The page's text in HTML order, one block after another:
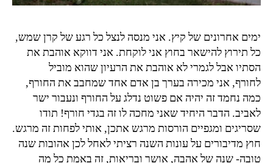
ימים אחרונים של קיץ. אני מנסה לנצל כל רגע של קרן שמש,
כל תירוץ להישאר בחוץ אני לוקחת. אני דווקא אוהבת את
הסתיו אבל לגמרי לא אוהבת את הרעיון שהוא מוביל
לחורף, אני מכירה בערך בן אדם אחד שמחבב את החורף,
כמה נחמד זה יהיה אם פשוט נדלג על החורף ונעבור ישר
לאביב. הדבר היחיד שאני מחכה לו זה בגדי חורף! תודו
שסריגים ומגפיים הורסות מרגש אתכן, אותי לפחות זה מרגש.
חוץ מדיבורים על עונות השנה רציתי לאחל לכן אהובות שנה
טובה- שנה של אהבה, אושר ובריאות, זה באמת כל מה